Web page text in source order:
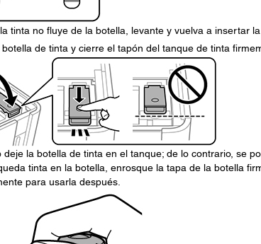
tinta no fluye de la botella, levante y vuelva a insertar la
botella de tinta y cierre el tapón del tanque de tinta
la botella de tinta en el tanque; de lo contrario, se
tinta en la botella, enrosque la tapa de la botella
para usarla después.